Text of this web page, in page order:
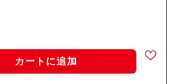
カートに追加